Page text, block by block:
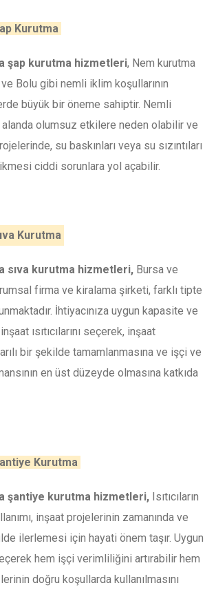
Kurutma
şap kurutma hizmetleri, Nem kurutma
Bolu gibi nemli iklim koşullarının
büyük bir öneme sahiptir. Nemli
olumsuz etkilere neden olabilir ve
su baskınları veya su sızıntıları
ciddi sorunlara yol açabilir.
Kurutma
sıva kurutma hizmetleri, Bursa ve
firma ve kiralama şirketi, farklı tipte
İhtiyacınıza uygun kapasite ve
ısıtıcılarını seçerek, inşaat
bir şekilde tamamlanmasına ve işçi ve
en üst düzeyde olmasına katkıda
Kurutma
şantiye kurutma hizmetleri, Isıtıcıların
inşaat projelerinin zamanında ve
ilerlemesi için hayati önem taşır. Uygun
hem işçi verimliliğini artırabilir hem
doğru koşullarda kullanılmasını